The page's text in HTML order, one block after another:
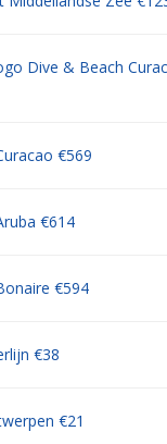
Dive & Beach
€569
€614
€594
€38
€21